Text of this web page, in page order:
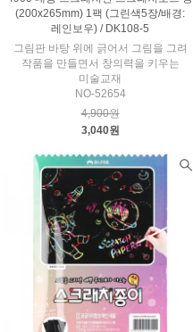
(200x265mm) 1팩 (그린색5장/배경:
레인보우) / DK108-5
그림판 바탕 위에 긁어서 그림을 그려
작품을 만들면서 창의력을 키우는
미술교재
NO-52654
4,900원
3,040원